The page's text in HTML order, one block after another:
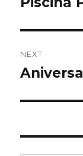
NEXT
Next